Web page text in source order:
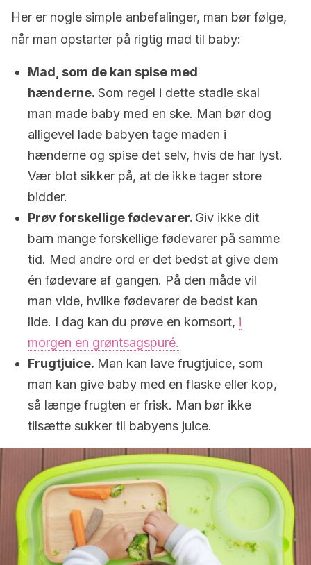
Her er nogle simple anbefalinger, man bør følge,
når man opstarter på rigtig mad til baby:
Mad, som de kan spise med
hænderne. Som regel i dette stadie skal
man made baby med en ske. Man bør dog
alligevel lade babyen tage maden i
hænderne og spise det selv, hvis de har lyst.
Vær blot sikker på, at de ikke tager store
bidder.
Prøv forskellige fødevarer. Giv ikke dit
barn mange forskellige fødevarer på samme
tid. Med andre ord er det bedst at give dem
én fødevare af gangen. På den måde vil
man vide, hvilke fødevarer de bedst kan
lide. I dag kan du prøve en kornsort, i
morgen en grøntsagspuré.
Frugtjuice. Man kan lave frugtjuice, som
man kan give baby med en flaske eller kop,
så længe frugten er frisk. Man bør ikke
tilsætte sukker til babyens juice.